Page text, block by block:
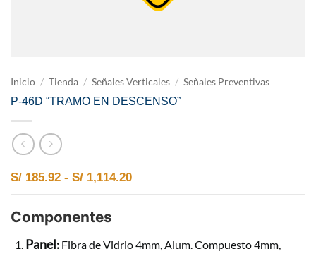
Inicio / Tienda / Señales Verticales / Señales Preventivas
P-46D “TRAMO EN DESCENSO”
S/ 185.92 - S/ 1,114.20
Componentes
Panel:Fibra de Vidrio 4mm, Alum. Compuesto 4mm,